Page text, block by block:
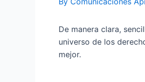
De manera clara,
universo de los
mejor.